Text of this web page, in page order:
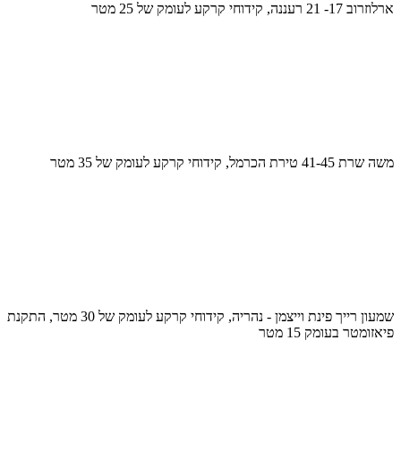
ארלוזרוב 17- 21 רעננה, קידוחי קרקע לעומק של 25 מטר
משה שרת 41-45 טירת הכרמל, קידוחי קרקע לעומק של 35 מטר
שמעון רייך פינת וייצמן - נהריה, קידוחי קרקע לעומק של 30 מטר, התקנת
פיאזומטר בעומק 15 מטר